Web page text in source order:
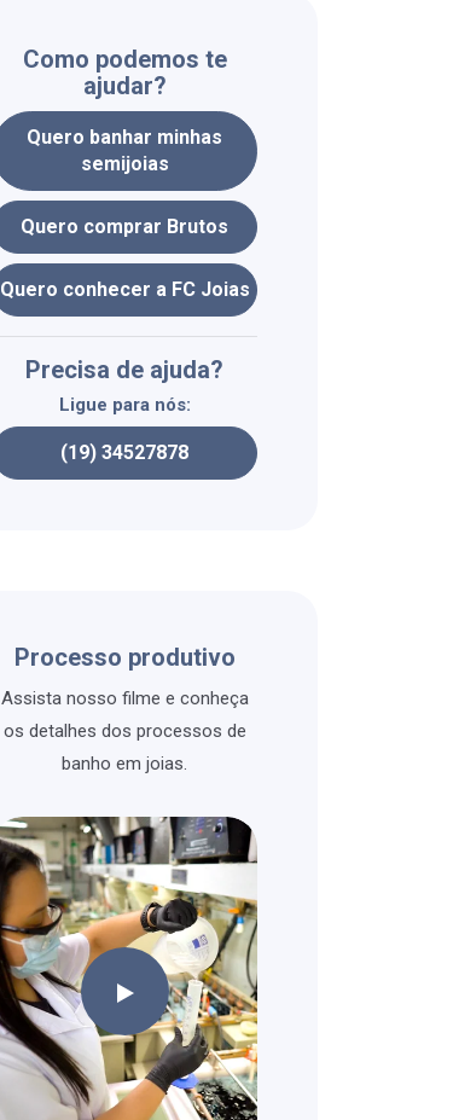
Como podemos te
ajudar?
Quero banhar minhas
semijoias
Quero comprar Brutos
Quero conhecer a FC Joias
Precisa de ajuda?
Ligue para nós:
(19) 34527878
Processo produtivo
Assista nosso filme e conheça
os detalhes dos processos de
banho em joias.